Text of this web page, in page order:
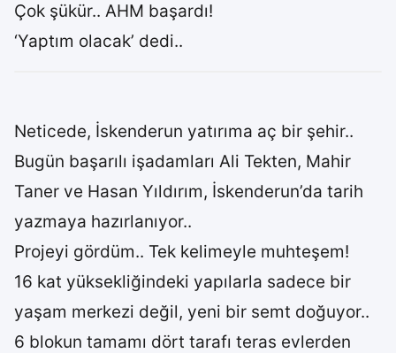
Çok şükür.. AHM başardı!
‘Yaptım olacak’ dedi..
Neticede, İskenderun yatırıma aç bir şehir..
Bugün başarılı işadamları Ali Tekten, Mahir
Taner ve Hasan Yıldırım, İskenderun’da tarih
yazmaya hazırlanıyor..
Projeyi gördüm.. Tek kelimeyle muhteşem!
16 kat yüksekliğindeki yapılarla sadece bir
yaşam merkezi değil, yeni bir semt doğuyor..
6 blokun tamamı dört tarafı teras evlerden